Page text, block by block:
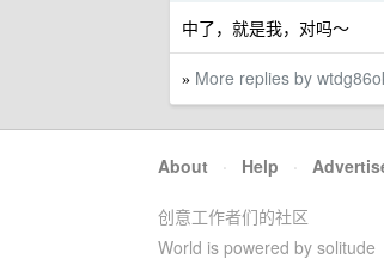
中了，就是我，对吗～
» More replies by
About · Help ·
创意工作者们的社区
World is powered by solitude